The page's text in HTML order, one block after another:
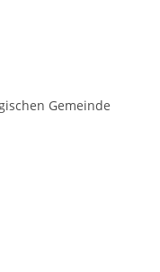
Gemeinde